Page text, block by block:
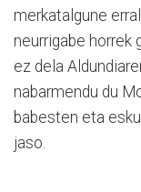
merkatalgune
neurrigabe horrek
ez dela
nabarmendu du
babesten eta
jaso.